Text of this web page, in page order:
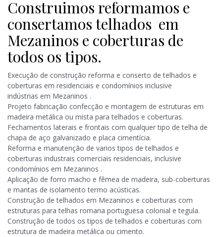
Construimos reformamos e
consertamos telhados em
Mezaninos e coberturas de
todos os tipos.
Execução de construção reforma e conserto de telhados e
coberturas em residenciais e condomínios inclusive
indústrias em Mezaninos .
Projeto fabricação confecção e montagem de estruturas em
madeira metálica ou mista para telhados e coberturas.
Fechamentos laterais e frontais com qualquer tipo de telha de
chapa de aço galvanizado e placa cimentícia.
Reforma e manutenção de varios tipos de telhados e
coberturas industrais comerciais residenciais, inclusive
condomínios em Mezaninos .
Aplicação de forro macho e fêmea de madeira, sub-coberturas
e mantas de isolamento termo acústicas.
Construção de telhados em Mezaninos e coberturas com
estruturas para telhas romana portuguesa colonial e tegula.
Construção de todos os tipos de telhados e coberturas com
estrutura de madeira metálica ou cimento.